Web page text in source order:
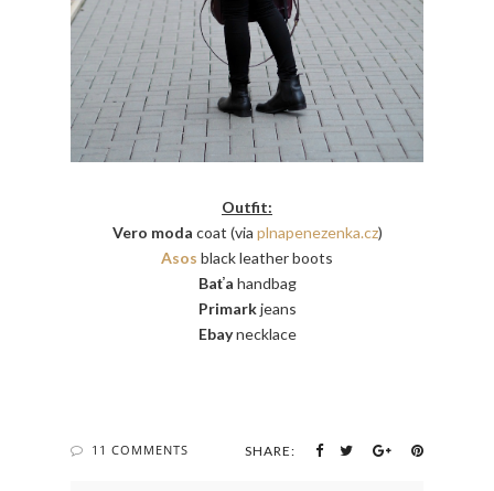
Outfit:
Vero moda coat (via plnapenezenka.cz)
Asos black leather boots
Baťa handbag
Primarkjeans
Ebaynecklace
11 COMMENTS SHARE: